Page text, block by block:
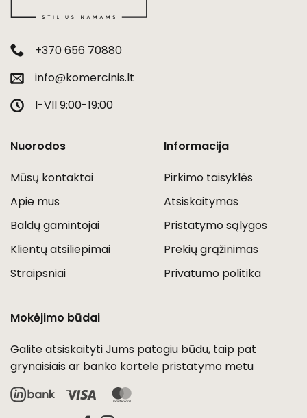
+370 656 70880
info@komercinis.lt
I-VII 9:00-19:00
Nuorodos
Mūsų kontaktai
Apie mus
Baldų gamintojai
Klientų atsiliepimai
Straipsniai
Informacija
Pirkimo taisyklės
Atsiskaitymas
Pristatymo sąlygos
Prekių grąžinimas
Privatumo politika
Mokėjimo būdai
Galite atsiskaityti Jums patogiu būdu, taip pat
grynaisiais ar banko kortele pristatymo metu
Visa